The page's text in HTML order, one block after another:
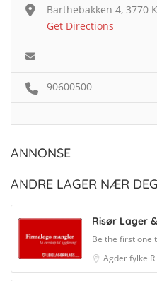
Barthebakken 4, 3770
Get Directions
90600500
ANNONSE
ANDRE LAGER NÆR DEG
Risør Lager
Be the first one
Agder fylke